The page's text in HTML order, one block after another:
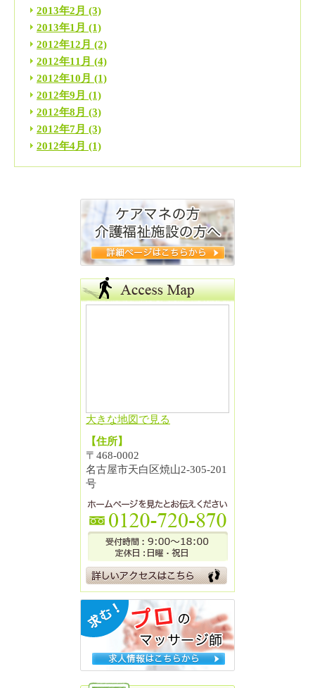
2013年2月 (3)
2013年1月 (1)
2012年12月 (2)
2012年11月 (4)
2012年10月 (1)
2012年9月 (1)
2012年8月 (3)
2012年7月 (3)
2012年4月 (1)
大きな地図で見る
【住所】
〒468-0002
名古屋市天白区焼山2-305-201
号